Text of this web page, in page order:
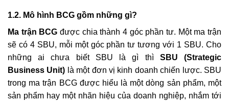
1.2. Mô hình BCG gồm những gì?
Ma trận BCG được chia thành 4 góc phần tư. Một ma trận
sẽ có 4 SBU, mỗi một góc phần tư tương với 1 SBU. Cho
những ai chưa biết SBU là gì thì SBU
(Strategic
Business Unit) là một đơn vị kinh doanh chiến lược. SBU
trong ma trận BCG được hiểu là một dòng sản phẩm, một
sản phẩm hay một nhãn hiệu của doanh nghiệp, nhắm tới